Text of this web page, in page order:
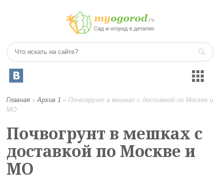
Главная »Архив 1 »Почвогрунт в мешках с доставкой по Москве и
МО
Почвогрунт в мешках с
доставкой по Москве и
МО